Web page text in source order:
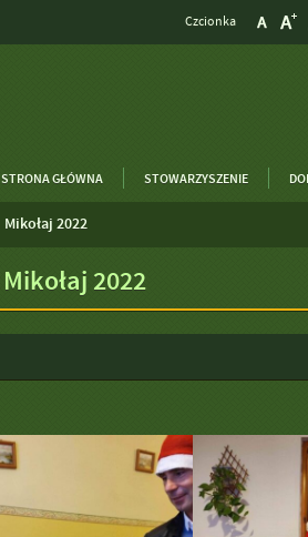
Czcionka
STRONA GŁÓWNA STOWARZYSZENIE
Mikołaj 2022
Mikołaj 2022